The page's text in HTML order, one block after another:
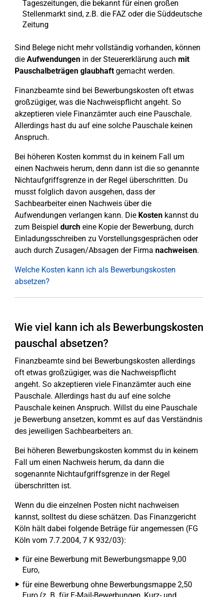
Tageszeitungen, die bekannt für einen großen
Stellenmarkt sind, z.B. die FAZ oder die Süddeutsche
Zeitung
Sind Belege nicht mehr vollständig vorhanden, können
die Aufwendungen in der Steuererklärung auch mit
Pauschalbeträgen glaubhaftgemacht werden.
Finanzbeamte sind bei Bewerbungskosten oft etwas
großzügiger, was die Nachweispflicht angeht. So
akzeptieren viele Finanzämter auch eine Pauschale.
Allerdings hast du auf eine solche Pauschale keinen
Anspruch.
Bei höheren Kosten kommst du in keinem Fall um
einen Nachweis herum, denn dann ist die so genannte
Nichtaufgriffsgrenze in der Regel überschritten. Du
musst folglich davon ausgehen, dass der
Sachbearbeiter einen Nachweis über die
Aufwendungen verlangen kann. Die Kosten kannst du
zum Beispiel durch eine Kopie der Bewerbung, durch
Einladungsschreiben zu Vorstellungsgesprächen oder
auch durch Zusagen/Absagen der Firma nachweisen.
Welche Kosten kann ich als Bewerbungskosten
absetzen?
Wie viel kann ich als Bewerbungskosten
pauschal absetzen?
Finanzbeamte sind bei Bewerbungskosten allerdings
oft etwas großzügiger, was die Nachweispflicht
angeht. So akzeptieren viele Finanzämter auch eine
Pauschale. Allerdings hast du auf eine solche
Pauschale keinen Anspruch. Willst du eine Pauschale
je Bewerbung ansetzen, kommt es auf das Verständnis
des jeweiligen Sachbearbeiters an.
Bei höheren Bewerbungskosten kommst du in keinem
Fall um einen Nachweis herum, da dann die
sogenannte Nichtaufgriffsgrenze in der Regel
überschritten ist.
Wenn du die einzelnen Posten nicht nachweisen
kannst, solltest du diese schätzen. Das Finanzgericht
Köln hält dabei folgende Beträge für angemessen (FG
Köln vom 7.7.2004, 7 K 932/03):
für eine Bewerbung mit Bewerbungsmappe 9,00
Euro,
für eine Bewerbung ohne Bewerbungsmappe 2,50